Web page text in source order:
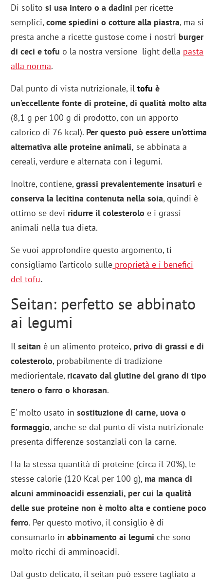
Di solito si usa intero o a dadini per ricette
semplici,come spiedini o cotture alla piastra, ma si
presta anche a ricette gustose come i nostri burger
di ceci e tofu o la nostra versione light della pasta
alla norma.
Dal punto di vista nutrizionale, il tofuè
un’eccellente fonte di proteine, di qualità molto alta
(8,1 g per 100 g di prodotto, con un apporto
calorico di 76 kcal). Per questo può essere un’ottima
alternativa alle proteine animali, se abbinata a
cereali, verdure e alternata con i legumi.
Inoltre, contiene,grassi prevalentemente insaturi e
conserva la lecitina contenuta nella soia, quindi è
ottimo se devi ridurre il colesterolo e i grassi
animali nella tua dieta.
Se vuoi approfondire questo argomento, ti
consigliamo l’articolo sulle proprietà e i benefici
del tofu.
Seitan: perfetto se abbinato
ai legumi
Ilseitan è un alimento proteico, privo di grassi e di
colesterolo, probabilmente di tradizione
mediorientale, ricavato dal glutine del grano di tipo
tenero o farro o khorasan.
E’ molto usato insostituzione di carne, uova o
formaggio, anche se dal punto di vista nutrizionale
presenta differenze sostanziali con la carne.
Ha la stessa quantità di proteine (circa il 20%), le
stesse calorie (120 Kcal per 100 g), ma manca di
alcuni amminoacidi essenziali, per cui la qualità
delle sue proteine non è molto alta e contiene poco
ferro. Per questo motivo, il consiglio è di
consumarlo inabbinamento ai legumi che sono
molto ricchi di amminoacidi.
Dal gusto delicato, il seitan può essere tagliato a